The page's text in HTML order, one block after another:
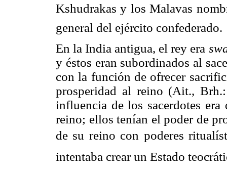
Kshudrakas y los Malavas
general del ejército confederado.
En la India antigua, el rey era
y éstos eran subordinados al
con la función de ofrecer
prosperidad al reino (Ait.,
influencia de los sacerdotes
reino; ellos tenían el poder de
de su reino con poderes
intentaba crear un Estado